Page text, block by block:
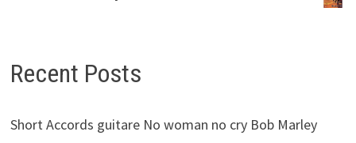
Recent Posts
Short Accords guitare No woman no cry Bob Marley